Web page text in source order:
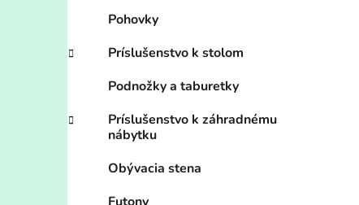
Pohovky
Príslušenstvo k stolom
Podnožky a taburetky
Príslušenstvo k záhradnému
nábytku
Obývacia stena